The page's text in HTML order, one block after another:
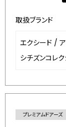
取扱ブランド
エクシード /
シチズンコレク
プレミアムドアーズ